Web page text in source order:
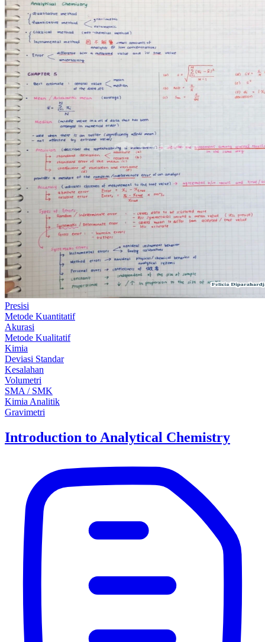
Presisi
Metode Kuantitatif
Akurasi
Metode Kualitatif
Kimia
Deviasi Standar
Kesalahan
Volumetri
SMA / SMK
Kimia Analitik
Gravimetri
Introduction to Analytical Chemistry